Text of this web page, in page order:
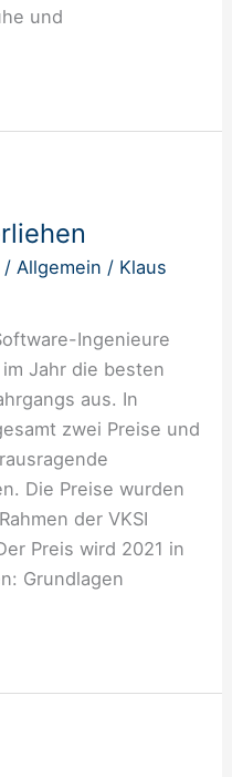
und
/Allgemein / Klaus
Ingenieure
Jahr die besten
aus. In
zwei Preise und
Die Preise wurden
der VKSI
Preis wird 2021 in
Grundlagen